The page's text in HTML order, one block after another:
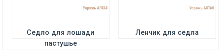
Седло для лошади
пастушье
Ленчик для седла